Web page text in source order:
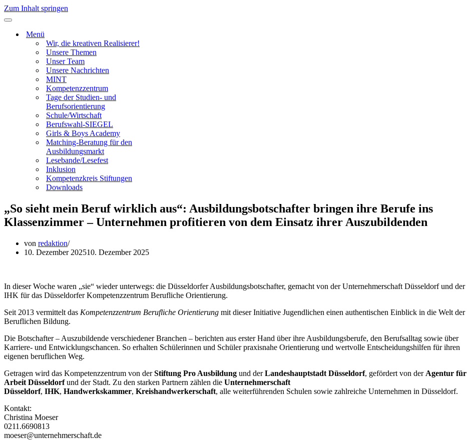
Zum Inhalt springen
Navigationsmenü
Menü
Wir, die kreativen Realisierer!
Unsere Themen
Unser Team
Unsere Nachrichten
MINT
Kompetenzzentrum
Tage der Studien- und
Berufsorientierung
Schule/Wirtschaft
Berufswahl-SIEGEL
Girls & Boys Academy
Matching-Beratung für den
Ausbildungsmarkt
Lesebande/Lesefest
Inklusion
Kompetenzkreis Stiftungen
Downloads
„So sieht mein Beruf wirklich aus“: Ausbildungsbotschafter bringen ihre Berufe ins
Klassenzimmer – Unternehmen profitieren von dem Einsatz ihrer Auszubildenden
von redaktion
10. Dezember 202510. Dezember 2025
In dieser Woche waren „sie“ wieder unterwegs: die Düsseldorfer Ausbildungsbotschafter, gemacht von der Unternehmerschaft Düsseldorf und der
IHK für das Düsseldorfer Kompetenzzentrum Berufliche Orientierung.
Seit 2013 vermittelt das Kompetenzzentrum Berufliche Orientierung mit dieser Initiative Jugendlichen einen authentischen Einblick in die Welt der
Beruflichen Bildung.
Die Botschafter – Auszubildende verschiedener Branchen – berichten aus erster Hand über ihre Ausbildungsberufe, den Berufsalltag sowie über
Karriere- und Entwicklungschancen. So erhalten Schülerinnen und Schüler praxisnahe Orientierung und wertvolle Entscheidungshilfen für ihren
eigenen beruflichen Weg.
Getragen wird das Kompetenzzentrum von derStiftung Pro Ausbildung und derLandeshauptstadt Düsseldorf, gefördert von der Agentur für
Arbeit Düsseldorfund der Stadt. Zu den starken Partnern zählen die Unternehmerschaft
Düsseldorf, IHK, Handwerkskammer, Kreishandwerkerschaft, alle weiterführenden Schulen sowie zahlreiche Unternehmen in Düsseldorf.
Kontakt:
Christina Moeser
0211.6690813
moeser@unternehmerschaft.de